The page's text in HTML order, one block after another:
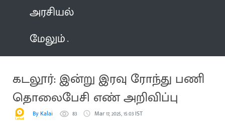
அரசியல்
மேலும்
கடலூர்: இன்று இரவு ரோந்து பணி
தொலைபேசி எண் அறிவிப்பு
By Kalai 83 Mar 17, 2025, 15:03 IST